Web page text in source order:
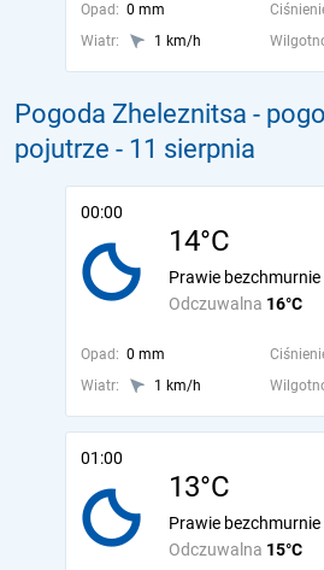
Opad: 0 mm
Wiatr:
1 km/h
Pogoda Zheleznitsa -
pojutrze - 11 sierpnia
00:00
14°C
Odczuwalna 16°C
Prawie bezchmurnie
Opad: 0 mm
Wiatr:
1 km/h
01:00
13°C
Odczuwalna 15°C
Prawie bezchmurnie